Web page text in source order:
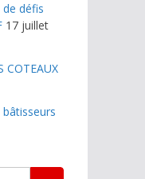
défis
17 juillet
bâtisseurs